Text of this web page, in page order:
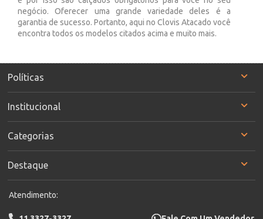
negócio. Oferecer uma grande variedade deles é a
garantia de sucesso. Portanto, aqui no Clovis Atacado você
encontra todos os modelos citados acima e muito mais.
Políticas
Institucional
Categorias
Destaque
Atendimento: